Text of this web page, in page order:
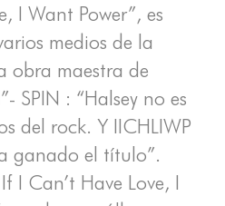
I Want Power”, es
medios de la
obra maestra de
SPIN : “Halsey no es
del rock. Y IICHLIWP
ganado el título”.
I Can’t Have Love, I